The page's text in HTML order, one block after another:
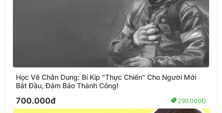
Học Vẽ Chân Dung: Bí Kíp "Thực Chiến" Cho Người Mới
Bắt Đầu, Đảm Bảo Thành Công!
700.000đ 299.000Đ